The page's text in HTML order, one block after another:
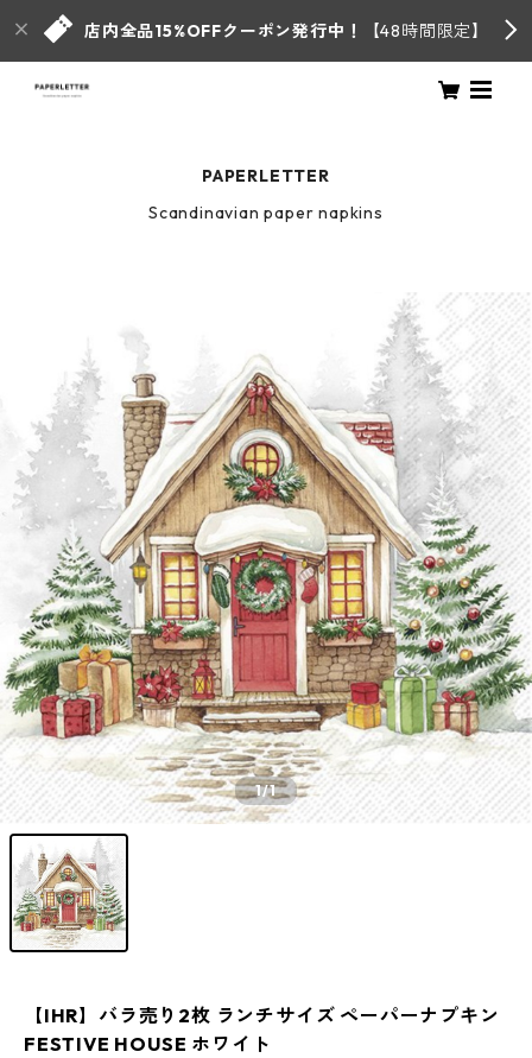
店内全品15%OFFクーポン発行中！ 【48時間限定】
PAPERLETTER
Scandinavian paper napkins
1/1
【IHR】バラ売り2枚 ランチサイズ ペーパーナプキン
FESTIVE HOUSE ホワイト